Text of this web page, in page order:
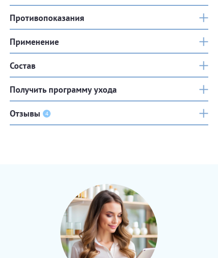
Противопоказания
Применение
Состав
Получить программу ухода
Отзывы 4